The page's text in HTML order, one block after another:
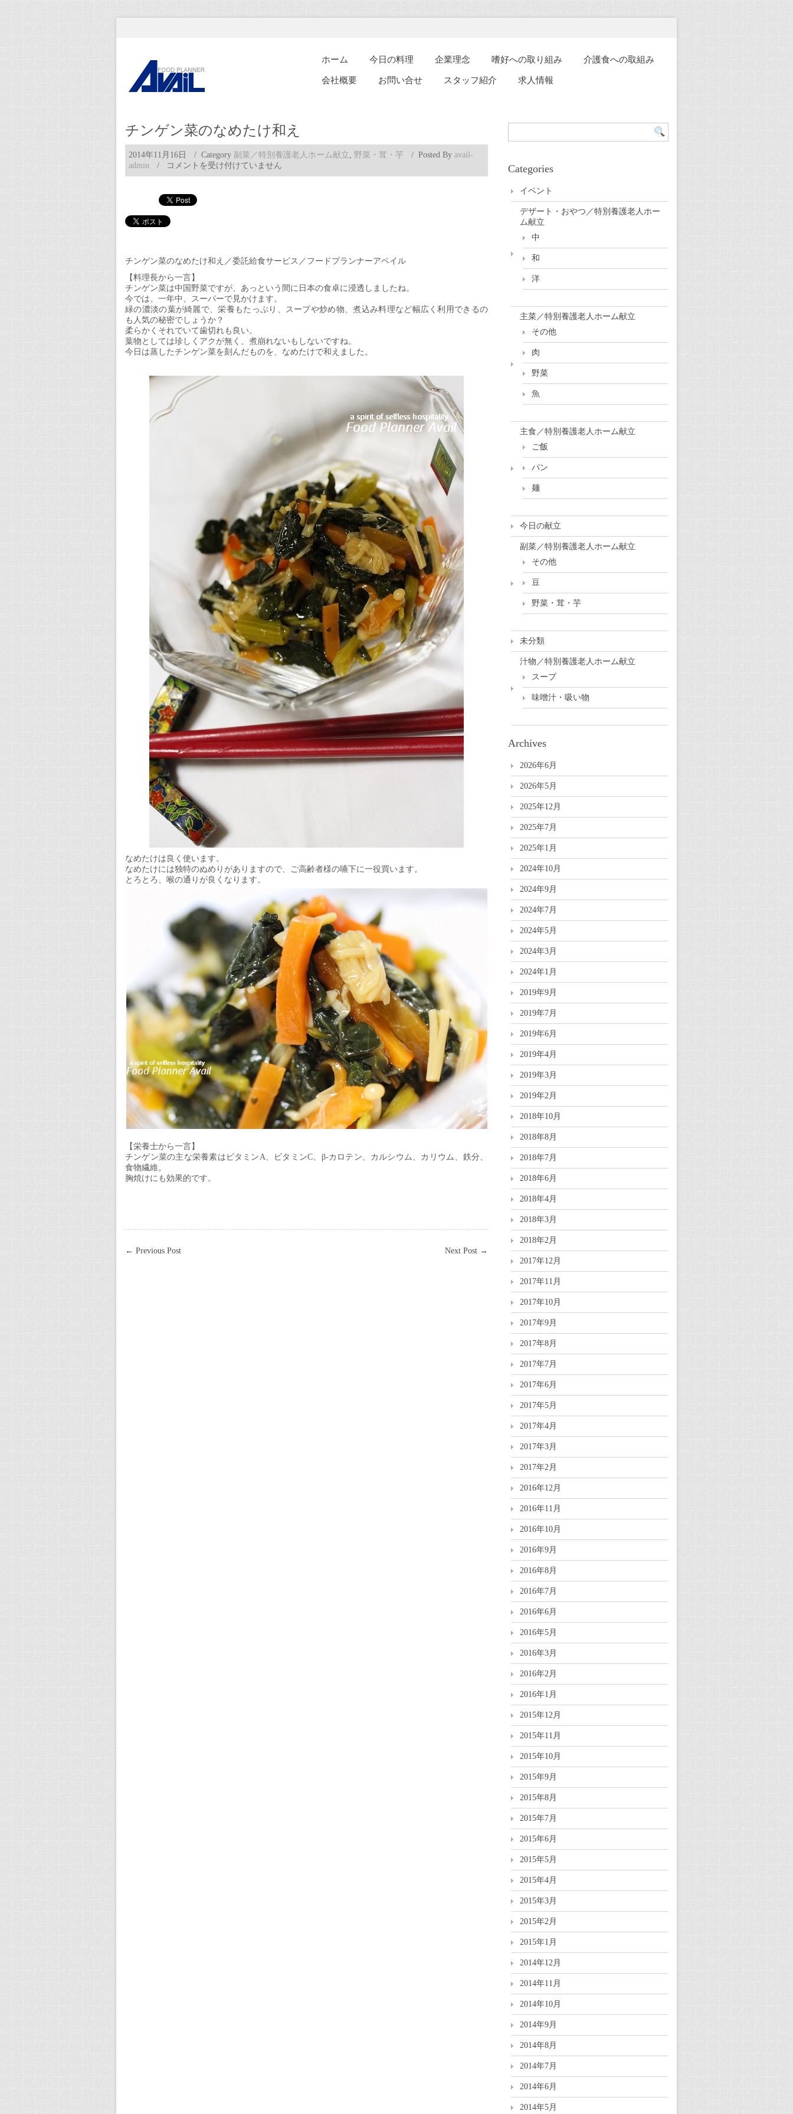
ホーム 今日の料理 企業理念 嗜好への取り組み 介護食への取組み
会社概要 お問い合せ スタッフ紹介 求人情報
チンゲン菜のなめたけ和え
2014年11月16日 / Category 副菜／特別養護老人ホーム献立, 野菜・茸・芋 / Posted By avail-
admin
/
チ
ン
ン
菜
の
な
け
え
は
コメントを受け付けていません
チンゲン菜のなめたけ和え／委託給食サービス／フードプランナーアベイル
【料理長から一言】
チンゲン菜は中国野菜ですが、あっという間に日本の食卓に浸透しましたね。
今では、一年中、スーパーで見かけます。
緑の濃淡の葉が綺麗で、栄養もたっぷり、スープや炒め物、煮込み料理など幅広く利用できるの
も人気の秘密でしょうか？
柔らかくそれでいて歯切れも良い。
葉物としては珍しくアクが無く、煮崩れないもしないですね。
今日は蒸したチンゲン菜を刻んだものを、なめたけで和えました。
なめたけは良く使います。
なめたけには独特のぬめりがありますので、ご高齢者様の嚥下に一役買います。
とろとろ、喉の通りが良くなります。
【栄養士から一言】
チンゲン菜の主な栄養素はビタミンA、ビタミンC、β-カロテン、カルシウム、カリウム、鉄分、
食物繊維。
胸焼けにも効果的です。
← Previous Post Next Post →
Categories
イベント
デザート・おやつ／特別養護老人ホー
ム献立
中
和
洋
主菜／特別養護老人ホーム献立
その他
肉
野菜
魚
主食／特別養護老人ホーム献立
ご飯
パン
麺
今日の献立
副菜／特別養護老人ホーム献立
その他
豆
野菜・茸・芋
未分類
汁物／特別養護老人ホーム献立
スープ
味噌汁・吸い物
Archives
2026年6月
2026年5月
2025年12月
2025年7月
2025年1月
2024年10月
2024年9月
2024年7月
2024年5月
2024年3月
2024年1月
2019年9月
2019年7月
2019年6月
2019年4月
2019年3月
2019年2月
2018年10月
2018年8月
2018年7月
2018年6月
2018年4月
2018年3月
2018年2月
2017年12月
2017年11月
2017年10月
2017年9月
2017年8月
2017年7月
2017年6月
2017年5月
2017年4月
2017年3月
2017年2月
2016年12月
2016年11月
2016年10月
2016年9月
2016年8月
2016年7月
2016年6月
2016年5月
2016年3月
2016年2月
2016年1月
2015年12月
2015年11月
2015年10月
2015年9月
2015年8月
2015年7月
2015年6月
2015年5月
2015年4月
2015年3月
2015年2月
2015年1月
2014年12月
2014年11月
2014年10月
2014年9月
2014年8月
2014年7月
2014年6月
2014年5月